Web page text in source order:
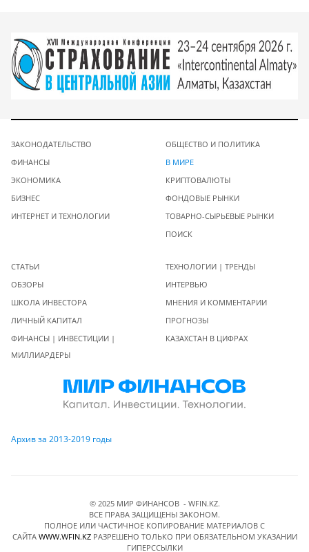
ЗАКОНОДАТЕЛЬСТВО
ФИНАНСЫ
ЭКОНОМИКА
БИЗНЕС
ИНТЕРНЕТ И ТЕХНОЛОГИИ
ОБЩЕСТВО И ПОЛИТИКА
В МИРЕ
КРИПТОВАЛЮТЫ
ФОНДОВЫЕ РЫНКИ
ТОВАРНО-СЫРЬЕВЫЕ РЫНКИ
ПОИСК
СТАТЬИ
ОБЗОРЫ
ШКОЛА ИНВЕСТОРА
ЛИЧНЫЙ КАПИТАЛ
ФИНАНСЫ | ИНВЕСТИЦИИ |
МИЛЛИАРДЕРЫ
ТЕХНОЛОГИИ | ТРЕНДЫ
ИНТЕРВЬЮ
МНЕНИЯ И КОММЕНТАРИИ
ПРОГНОЗЫ
КАЗАХСТАН В ЦИФРАХ
Архив за 2013-2019 годы
© 2025 МИР ФИНАНСОВ - WFIN.KZ.
ВСЕ ПРАВА ЗАЩИЩЕНЫ ЗАКОНОМ.
ПОЛНОЕ ИЛИ ЧАСТИЧНОЕ КОПИРОВАНИЕ МАТЕРИАЛОВ C
САЙТА WWW.WFIN.KZРАЗРЕШЕНО ТОЛЬКО ПРИ ОБЯЗАТЕЛЬНОМ УКАЗАНИИ
ГИПЕРССЫЛКИ